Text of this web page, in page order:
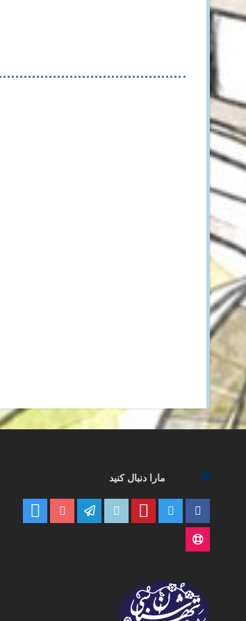
مارا دنبال کنید